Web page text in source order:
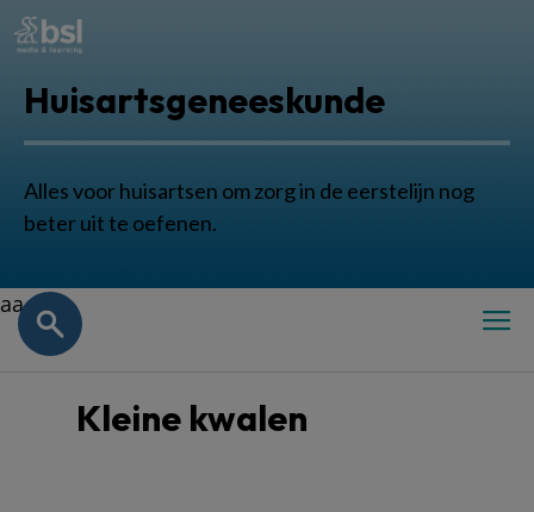
Huisartsgeneeskunde
Alles voor huisartsen om zorg in de eerstelijn nog
beter uit te oefenen.
aa
Kleine kwalen